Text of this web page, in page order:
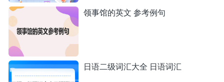
领事馆的英文 参考例句
日语二级词汇大全 日语词汇